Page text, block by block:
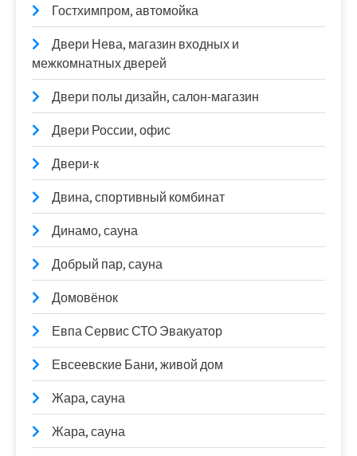
Гостхимпром, автомойка
Двери Нева, магазин входных и
межкомнатных дверей
Двери полы дизайн, салон-магазин
Двери России, офис
Двери-к
Двина, спортивный комбинат
Динамо, сауна
Добрый пар, сауна
Домовёнок
Евпа Сервис СТО Эвакуатор
Евсеевские Бани, живой дом
Жара, сауна
Жара, сауна